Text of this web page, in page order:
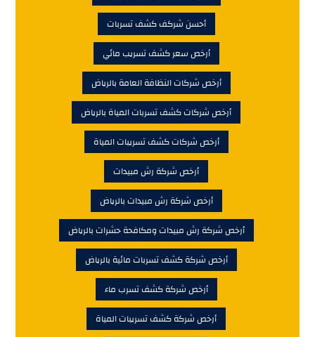
أحسن شركف كشف تسربات
أرخص سعر كشف تسريب مائي
أرخص شركات النظافة العامة بالرياض
أرخص شركات كشف تسربات المياة بالرياض
أرخص شركات كشف تسريبات المياة
أرخص شركة رش مبيدات
أرخص شركة رش مبيدات بالرياض
أرخص شركة رش مبيدات ومكافحة حشرات بالرياض
أرخص شركة كشف تسربات مائية بالرياض
أرخص شركة كشف تسرب ماء
أرخص شركة كشف تسريبات المياة